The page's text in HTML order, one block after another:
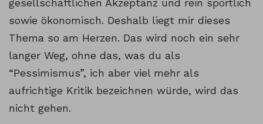
gesellschaftlichen Akzeptanz und rein sportlich
sowie ökonomisch. Deshalb liegt mir dieses
Thema so am Herzen. Das wird noch ein sehr
langer Weg, ohne das, was du als
“Pessimismus”, ich aber viel mehr als
aufrichtige Kritik bezeichnen würde, wird das
nicht gehen.